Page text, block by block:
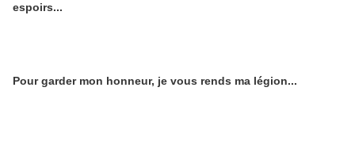
espoirs...
Pour garder mon honneur, je vous rends ma légion...